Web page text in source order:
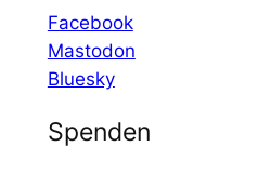
Facebook
Mastodon
Bluesky
Spenden